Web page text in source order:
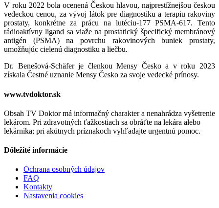
V roku 2022 bola ocenená Českou hlavou, najprestížnejšou českou
vedeckou cenou, za vývoj látok pre diagnostiku a terapiu rakoviny
prostaty, konkrétne za prácu na lutéciu-177 PSMA-617. Tento
rádioaktívny ligand sa viaže na prostatický špecifický membránový
antigén (PSMA) na povrchu rakovinových buniek prostaty,
umožňujúc cielenú diagnostiku a liečbu.
Dr. Benešová-Schäfer je členkou Mensy Česko a v roku 2023
získala Čestné uznanie Mensy Česko za svoje vedecké prínosy.
www.tvdoktor.sk
Obsah TV Doktor má informačný charakter a nenahrádza vyšetrenie
lekárom. Pri zdravotných ťažkostiach sa obráťte na lekára alebo
lekárnika; pri akútnych príznakoch vyhľadajte urgentnú pomoc.
Dôležité informácie
Ochrana osobných údajov
FAQ
Kontakty
Nastavenia cookies